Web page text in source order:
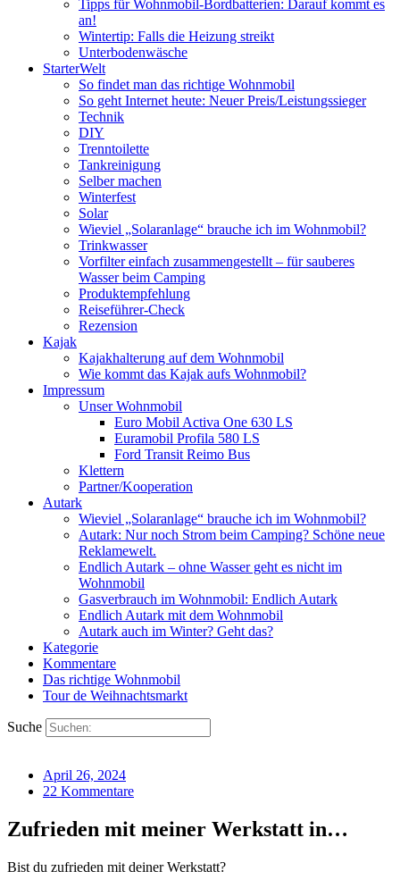
Tipps für Wohnmobil-Bordbatterien: Darauf kommt es
an!
Wintertip: Falls die Heizung streikt
Unterbodenwäsche
StarterWelt
So findet man das richtige Wohnmobil
So geht Internet heute: Neuer Preis/Leistungssieger
Technik
DIY
Trenntoilette
Tankreinigung
Selber machen
Winterfest
Solar
Wieviel „Solaranlage“ brauche ich im Wohnmobil?
Trinkwasser
Vorfilter einfach zusammengestellt – für sauberes
Wasser beim Camping
Produktempfehlung
Reiseführer-Check
Rezension
Kajak
Kajakhalterung auf dem Wohnmobil
Wie kommt das Kajak aufs Wohnmobil?
Impressum
Unser Wohnmobil
Euro Mobil Activa One 630 LS
Euramobil Profila 580 LS
Ford Transit Reimo Bus
Klettern
Partner/Kooperation
Autark
Wieviel „Solaranlage“ brauche ich im Wohnmobil?
Autark: Nur noch Strom beim Camping? Schöne neue
Reklamewelt.
Endlich Autark – ohne Wasser geht es nicht im
Wohnmobil
Gasverbrauch im Wohnmobil: Endlich Autark
Endlich Autark mit dem Wohnmobil
Autark auch im Winter? Geht das?
Kategorie
Kommentare
Das richtige Wohnmobil
Tour de Weihnachtsmarkt
Suche
April 26, 2024
22 Kommentare
Zufrieden mit meiner Werkstatt in…
Bist du zufrieden mit deiner Werkstatt?